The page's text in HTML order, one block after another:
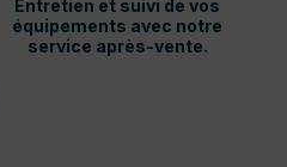
Entretien et suivi de vos
équipements avec notre
service après-vente.